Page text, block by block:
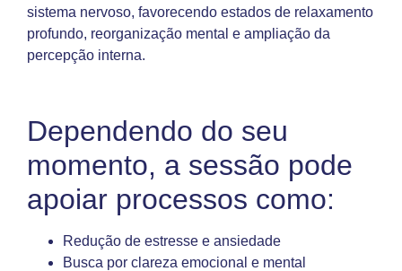
sistema nervoso, favorecendo estados de relaxamento
profundo, reorganização mental e ampliação da
percepção interna.
Dependendo do seu
momento, a sessão pode
apoiar processos como:
Redução de estresse e ansiedade
Busca por clareza emocional e mental